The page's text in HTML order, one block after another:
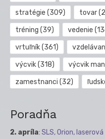
stratégie (309) tovar
tréning (39) vedenie
vrtuľník(361)
výcvik(318) výcvik
zamestnanci (32)
Poradňa
2. apríla: SLS, Orion,